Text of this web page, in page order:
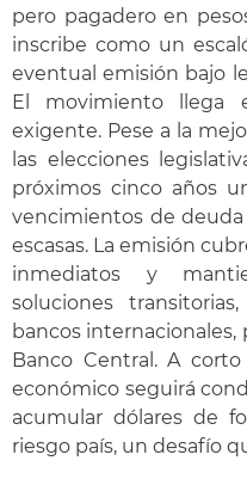
pero pagadero en
inscribe como un
eventual emisión bajo
El movimiento llega
exigente. Pese a la
las elecciones
próximos cinco años
vencimientos de
escasas. La emisión
inmediatos y
soluciones
bancos internacionales,
Banco Central. A
económico seguirá
acumular dólares de
riesgo país, un desafío